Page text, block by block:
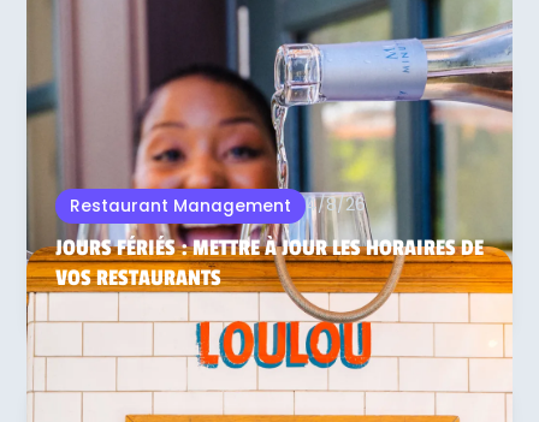
Restaurant Management 4/8/26
JOURS FÉRIÉS : METTRE À JOUR LES HORAIRES DE
VOS RESTAURANTS